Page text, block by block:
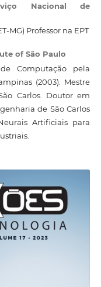
Nacional de
MG) Professor na EPT
of São Paulo
Computação pela
(2003). Mestre
Carlos. Doutor em
de São Carlos
Artificiais para